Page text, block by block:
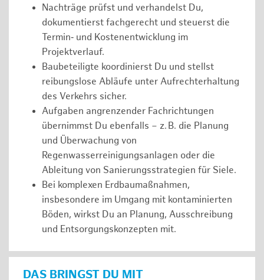
Nachträge prüfst und verhandelst Du,
dokumentierst fachgerecht und steuerst die
Termin‑ und Kostenentwicklung im
Projektverlauf.
Baubeteiligte koordinierst Du und stellst
reibungslose Abläufe unter Aufrechterhaltung
des Verkehrs sicher.
Aufgaben angrenzender Fachrichtungen
übernimmst Du ebenfalls – z. B. die Planung
und Überwachung von
Regenwasserreinigungsanlagen oder die
Ableitung von Sanierungsstrategien für Siele.
Bei komplexen Erdbaumaßnahmen,
insbesondere im Umgang mit kontaminierten
Böden, wirkst Du an Planung, Ausschreibung
und Entsorgungskonzepten mit.
DAS BRINGST DU MIT